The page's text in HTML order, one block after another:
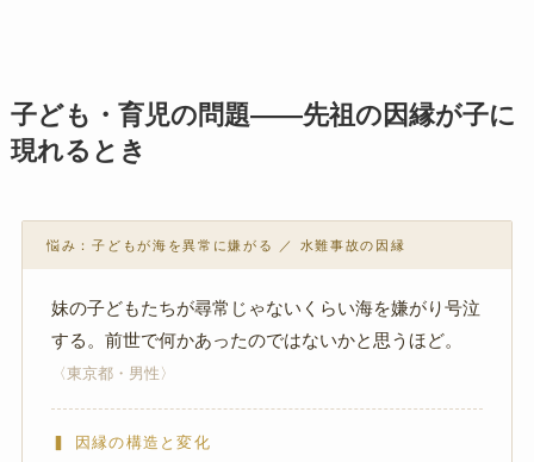
子ども・育児の問題——先祖の因縁が子に
現れるとき
悩み：子どもが海を異常に嫌がる ／ 水難事故の因縁
妹の子どもたちが尋常じゃないくらい海を嫌がり号泣
する。前世で何かあったのではないかと思うほど。
〈東京都・男性〉
▍ 因縁の構造と変化